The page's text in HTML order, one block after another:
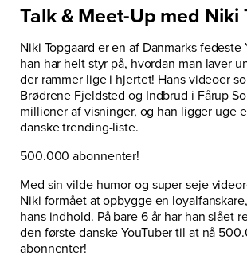
Talk & Meet-Up med Niki
Niki Topgaard er en af Danmarks fedeste
han har helt styr på, hvordan man laver
der rammer lige i hjertet! Hans videoer
Brødrene Fjeldsted og Indbrud i Fårup
millioner af visninger, og han ligger uge
danske trending-liste.
500.000 abonnenter!
Med sin vilde humor og super seje
Niki formået at opbygge en
hans indhold. På bare 6 år har han slået
den første danske YouTuber til at nå
abonnenter!